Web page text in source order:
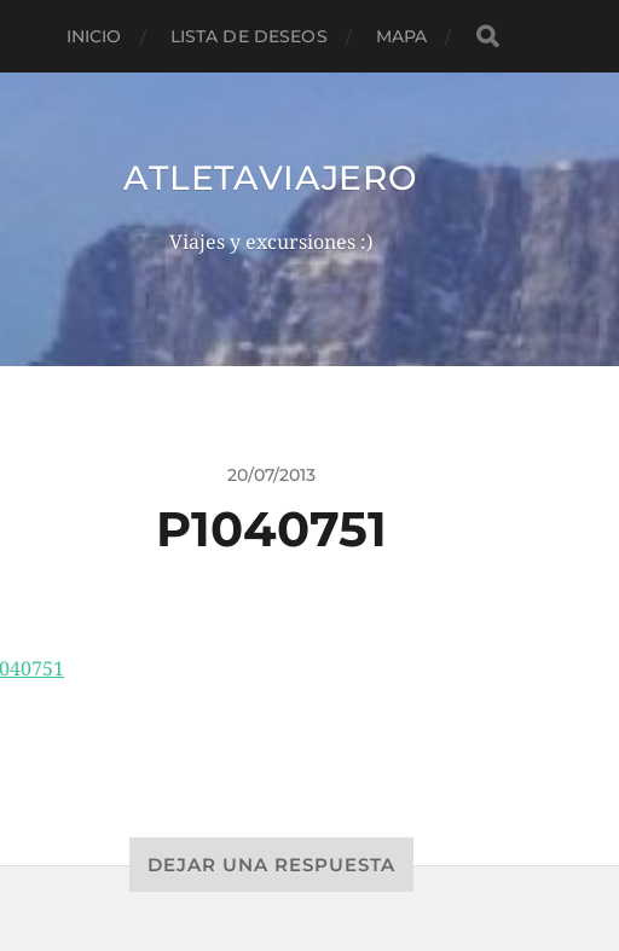
INICIO LISTA DE DESEOS MAPA
ATLETAVIAJERO
Viajes y excursiones :)
20/07/2013
P1040751
DEJAR UNA RESPUESTA